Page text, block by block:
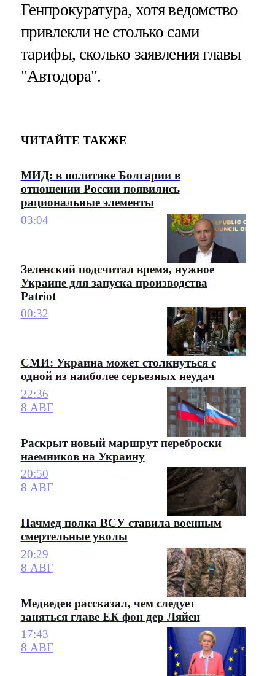
Генпрокуратура, хотя ведомство
привлекли не столько сами
тарифы, сколько заявления главы
"Автодора".
ЧИТАЙТЕ ТАКЖЕ
МИД: в политике Болгарии в
отношении России появились
рациональные элементы
03:04
Зеленский подсчитал время, нужное
Украине для запуска производства
Patriot
00:32
СМИ: Украина может столкнуться с
одной из наиболее серьезных неудач
22:36
8 АВГ
Раскрыт новый маршрут переброски
наемников на Украину
20:50
8 АВГ
Начмед полка ВСУ ставила военным
смертельные уколы
20:29
8 АВГ
Медведев рассказал, чем следует
заняться главе ЕК фон дер Ляйен
17:43
8 АВГ